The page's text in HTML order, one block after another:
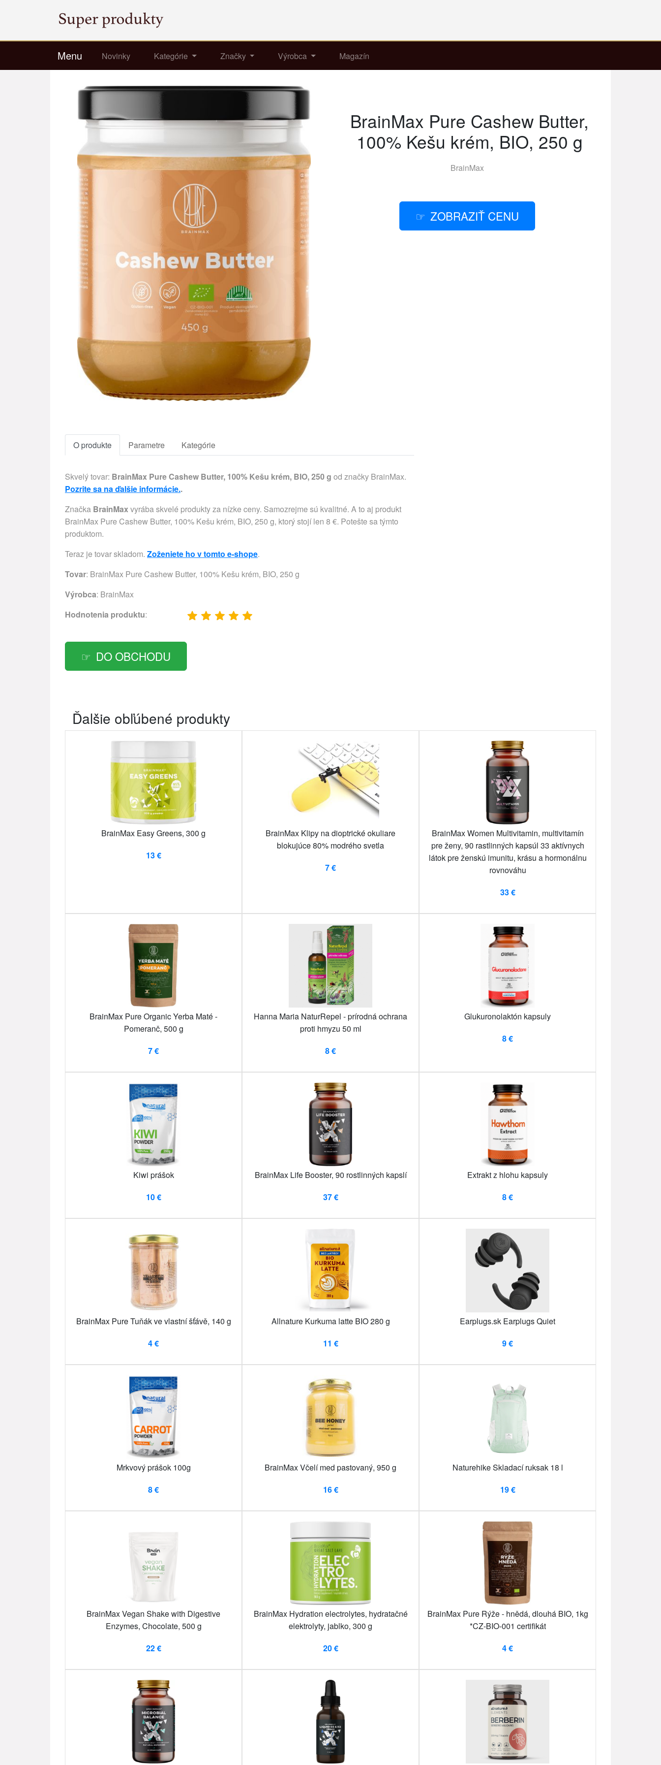
Menu Novinky Kategórie Značky Výrobca Magazín
BrainMax Pure Cashew Butter,
100% Kešu krém, BIO, 250 g
BrainMax
ZOBRAZIŤ CENU
O produkte Parametre Kategórie
Skvelý tovar: BrainMax Pure Cashew Butter, 100% Kešu krém, BIO, 250 g od značky BrainMax.
Pozrite sa na ďalšie informácie..
Značka BrainMaxvyrába skvelé produkty za nízke ceny. Samozrejme sú kvalitné. A to aj produkt
BrainMax Pure Cashew Butter, 100% Kešu krém, BIO, 250 g, ktorý stojí len 8 €. Potešte sa týmto
produktom.
Teraz je tovar skladom. Zoženiete ho v tomto e-shope.
Tovar: BrainMax Pure Cashew Butter, 100% Kešu krém, BIO, 250 g
Výrobca: BrainMax
Hodnotenia produktu:
DO OBCHODU
Ďalšie obľúbené produkty
BrainMax Easy Greens, 300 g
13 €
BrainMax Klipy na dioptrické okuliare
blokujúce 80% modrého svetla
7 €
BrainMax Women Multivitamin, multivitamín
pre ženy, 90 rastlinných kapsúl 33 aktívnych
látok pre ženskú imunitu, krásu a hormonálnu
rovnováhu
33 €
BrainMax Pure Organic Yerba Maté -
Pomeranč, 500 g
7 €
Hanna Maria NaturRepel - prírodná ochrana
proti hmyzu 50 ml
8 €
Glukuronolaktón kapsuly
8 €
Kiwi prášok
10 €
BrainMax Life Booster, 90 rostlinných kapslí
37 €
Extrakt z hlohu kapsuly
8 €
BrainMax Pure Tuňák ve vlastní šťávě, 140 g
4 €
Allnature Kurkuma latte BIO 280 g
11 €
Earplugs.sk Earplugs Quiet
9 €
Mrkvový prášok 100g
8 €
BrainMax Včelí med pastovaný, 950 g
16 €
Naturehike Skladací ruksak 18 l
19 €
BrainMax Vegan Shake with Digestive
Enzymes, Chocolate, 500 g
22 €
BrainMax Hydration electrolytes, hydratačné
elektrolyty, jablko, 300 g
20 €
BrainMax Pure Rýže - hnědá, dlouhá BIO, 1kg
*CZ-BIO-001 certifikát
4 €